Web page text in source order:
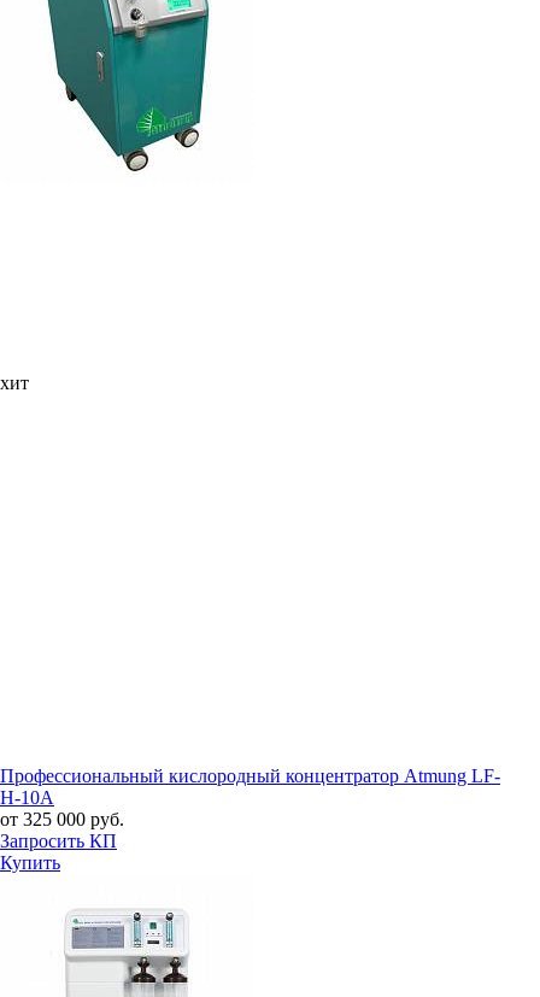
хит
Профессиональный кислородный концентратор Atmung LF-
H-10A
от 325 000 руб.
Запросить КП
Купить